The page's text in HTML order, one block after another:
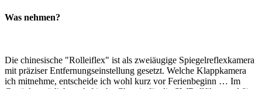
Was nehmen?
Die chinesische "Rolleiflex" ist als zweiäugige Spiegelreflexkamera
mit präziser Entfernungseinstellung gesetzt. Welche Klappkamera
ich mitnehme, entscheide ich wohl kurz vor Ferienbeginn … Im